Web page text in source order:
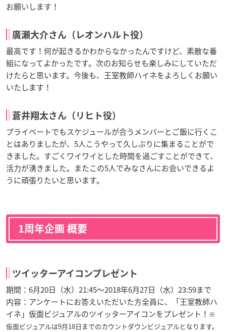
お願いします！
廣瀬大介さん（レオンハルト役）
最高です！何が起きるかわからなかったんですけど、素敵な番
組になってよかったです。次のお知らせも楽しみにしていただ
けたらと思います。今後も、王室教師ハイネをよろしくお願い
いたします！
蒼井翔太さん（リヒト役）
プライベートでもスケジュールが合うメンバーとご飯に行くこ
とはありましたが、5人こうやって久しぶりに集まることがで
きました。すごくワイワイとした時間を過ごすことができて、
活力が湧きました。またこの5人でみなさんにお会いできるよ
うに頑張りたいと思います。
1周年企画 概要
ツイッターアイコンプレゼント
期間：6月20日（水）21:45～2018年6月27日（水）23:59まで
内容：アンケートにお答えいただいた方全員に、「王室教師ハ
イネ」仮面ビジュアルのツイッターアイコンをプレゼント！ ※
仮面ビジュアルは9月18日までのカウントダウンビジュアルとなります。